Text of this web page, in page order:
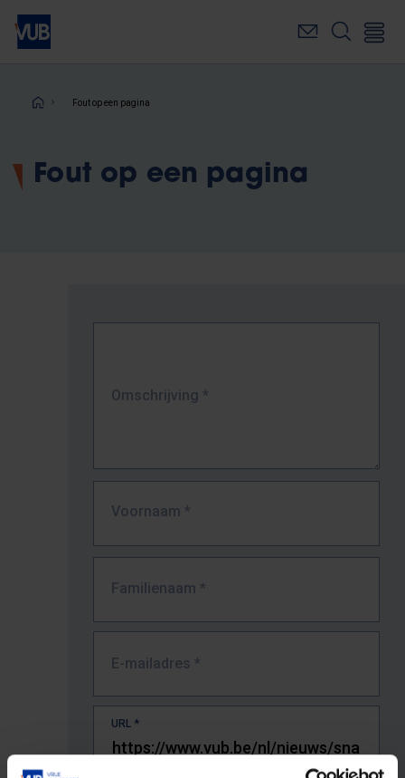
Overslaan
naar
inhoudKruimelpad
Fout op een pagina
Fout op een pagina
Omschrijving *
Voornaam *
Familienaam *
E-mailadres *
URL *